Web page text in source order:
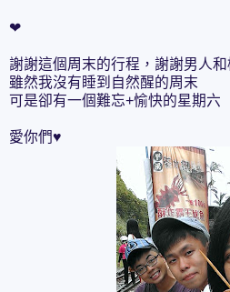
❤
謝謝這個周末的行程，謝謝男人和
雖然我沒有睡到自然醒的周末
可是卻有一個難忘+愉快的星期六
愛你們♥